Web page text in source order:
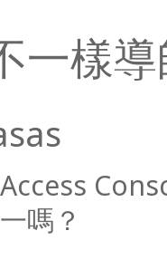
一樣
嗎？